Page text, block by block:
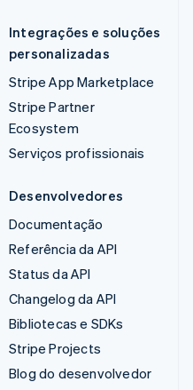
Integrações e soluções
personalizadas
Stripe App Marketplace
Stripe Partner
Ecosystem
Serviços profissionais
Desenvolvedores
Documentação
Referência da API
Status da API
Changelog da API
Bibliotecas e SDKs
Stripe Projects
Blog do desenvolvedor